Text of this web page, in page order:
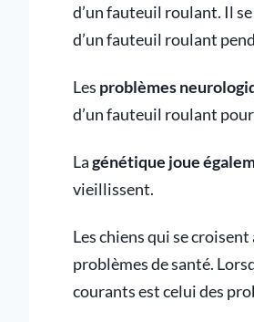
d’un fauteuil roulant. Il
d’un fauteuil roulant
Les problèmes
d’un fauteuil roulant
Lagénétique joue
vieillissent.
Les chiens qui se
problèmes de santé.
courants est celui des